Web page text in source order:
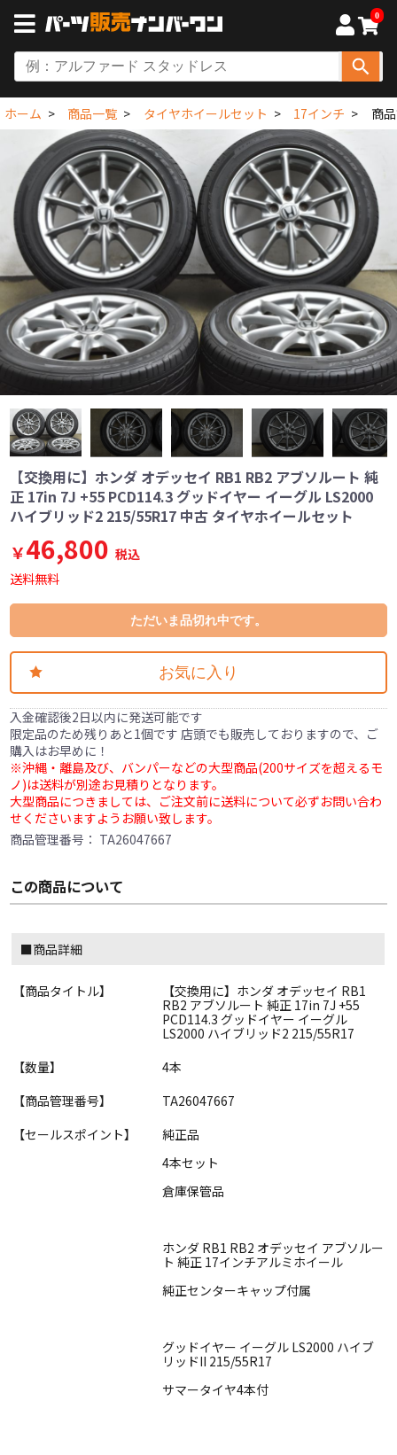
0
ホーム 商品一覧 タイヤホイールセット 17インチ 商
【交換用に】ホンダ オデッセイ RB1 RB2 アブソルート 純
正 17in 7J +55 PCD114.3 グッドイヤー イーグル LS2000
ハイブリッド2 215/55R17 中古 タイヤホイールセット
￥46,800 税込
送料無料
ただいま品切れ中です。
お気に入り
入金確認後2日以内に発送可能です
限定品のため残りあと1個です 店頭でも販売しておりますので、ご
購入はお早めに！
※沖縄・離島及び、バンパーなどの大型商品(200サイズを超えるモ
ノ)は送料が別途お見積りとなります。
大型商品につきましては、ご注文前に送料について必ずお問い合わ
せくださいますようお願い致します。
商品管理番号： TA26047667
この商品について
■商品詳細
【商品タイトル】
【交換用に】ホンダ オデッセイ RB1
RB2 アブソルート 純正 17in 7J +55
PCD114.3 グッドイヤー イーグル
LS2000 ハイブリッド2 215/55R17
【数量】
4本
【商品管理番号】
TA26047667
【セールスポイント】
純正品
4本セット
倉庫保管品
ホンダ RB1 RB2 オデッセイ アブソルー
ト 純正 17インチアルミホイール
純正センターキャップ付属
グッドイヤー イーグル LS2000 ハイブ
リッドII 215/55R17
サマータイヤ4本付